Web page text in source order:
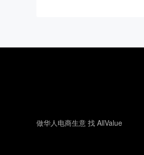
做华人电商生意 找 AllValue